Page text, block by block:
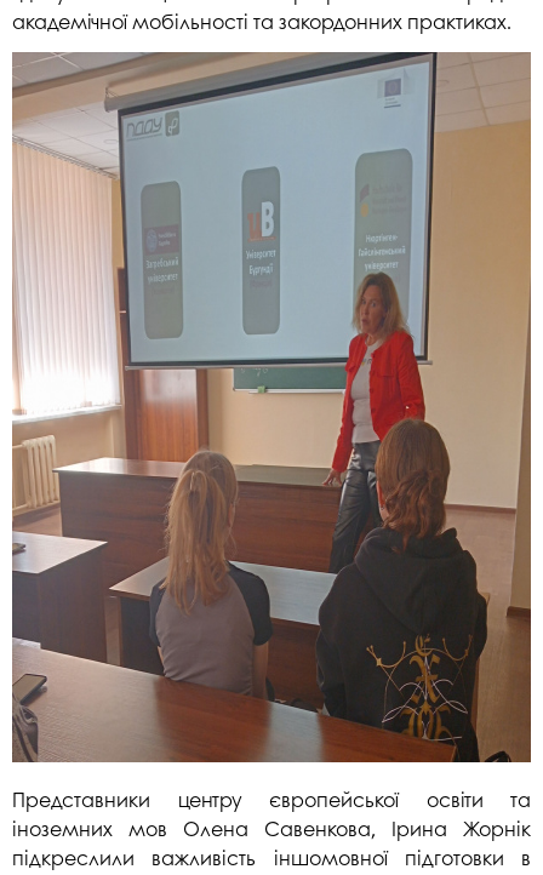
академічної мобільності та закордонних практиках.
Представники центру європейської освіти та
іноземних мов Олена Савенкова, Ірина Жорнік
підкреслили важливість іншомовної підготовки в